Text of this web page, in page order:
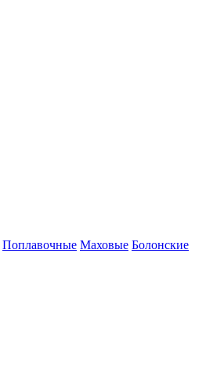
Поплавочные Маховые Болонские